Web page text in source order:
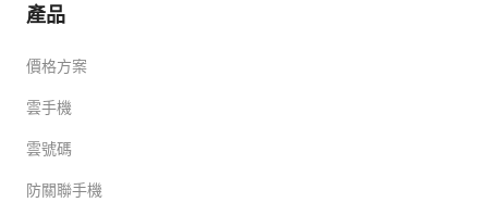
產品
價格方案
雲手機
雲號碼
防關聯手機